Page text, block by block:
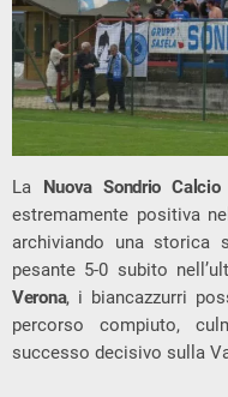
La Nuova Sondrio Calcio
estremamente positiva
archiviando una storica
pesante 5-0 subito
Verona, i biancazzurri
percorso compiuto,
successo decisivo sulla